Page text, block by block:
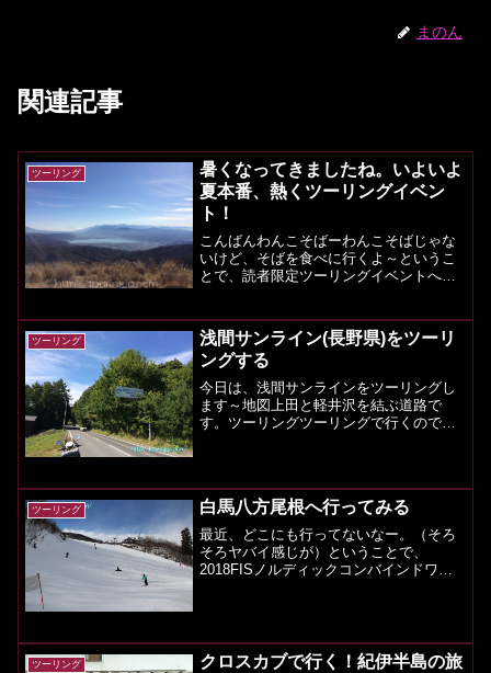
まのん
関連記事
ツーリング
暑くなってきましたね。いよいよ
夏本番、熱くツーリングイベン
ト！
こんばんわんこそばーわんこそばじゃな
いけど、そばを食べに行くよ～というこ
とで、読者限定ツーリングイベントへ参
にはすでにご案内を送信済みでございま
す。記事にて詳細な集合場...
ツーリング
浅間サンライン(長野県)をツーリ
ングする
今日は、浅間サンラインをツーリングし
ます～地図上田と軽井沢を結ぶ道路で
す。ツーリングツーリングで行くのであ
なりますので、だいぶ混み...
ツーリング 白馬八方尾根へ行ってみる
最近、どこにも行ってないなー。（そろ
そろヤバイ感じが）ということで、
2018FISノルディックコンバインドワー
機関が麻痺して大変だみ...
ツーリング
クロスカブで行く！紀伊半島の旅